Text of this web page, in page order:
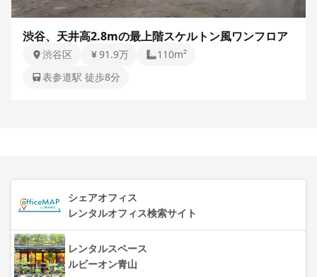
渋谷、天井高2.8mの最上階スケルトン風ワンフロア
渋谷区 91.9万
110m²
表参道駅 徒歩8分
シェアオフィス
レンタルオフィス検索サイト
レンタルスペース
ルビーオン青山